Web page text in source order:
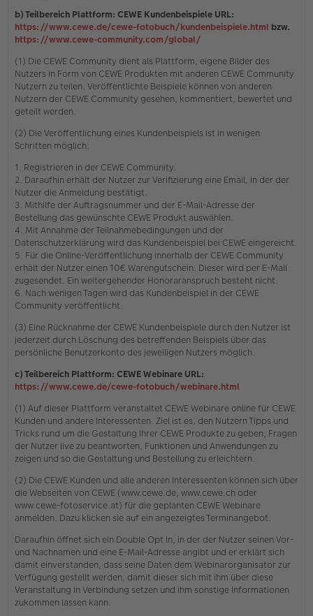
b) Teilbereich Plattform: CEWE Kundenbeispiele URL:
https://www.cewe.de/cewe-fotobuch/kundenbeispiele.html bzw.
https://www.cewe-community.com/global/
(1) Die CEWE Community dient als Plattform, eigene Bilder des
Nutzers in Form von CEWE Produkten mit anderen CEWE Community
Nutzern zu teilen. Veröffentlichte Beispiele können von anderen
Nutzern der CEWE Community gesehen, kommentiert, bewertet und
geteilt werden.
(2) Die Veröffentlichung eines Kundenbeispiels ist in wenigen
Schritten möglich:
1. Registrieren in der CEWE Community.
2. Daraufhin erhält der Nutzer zur Verifizierung eine Email, in der der
Nutzer die Anmeldung bestätigt.
3. Mithilfe der Auftragsnummer und der E-Mail-Adresse der
Bestellung das gewünschte CEWE Produkt auswählen.
4. Mit Annahme der Teilnahmebedingungen und der
Datenschutzerklärung wird das Kundenbeispiel bei CEWE eingereicht.
5. Für die Online-Veröffentlichung innerhalb der CEWE Community
erhält der Nutzer einen 10€ Warengutschein. Dieser wird per E-Mail
zugesendet. Ein weitergehender Honoraranspruch besteht nicht.
6. Nach wenigen Tagen wird das Kundenbeispiel in der CEWE
Community veröffentlicht.
(3) Eine Rücknahme der CEWE Kundenbeispiele durch den Nutzer ist
jederzeit durch Löschung des betreffenden Beispiels über das
persönliche Benutzerkonto des jeweiligen Nutzers möglich.
c) Teilbereich Plattform: CEWE Webinare URL:
https://www.cewe.de/cewe-fotobuch/webinare.html
(1) Auf dieser Plattform veranstaltet CEWE Webinare online für CEWE
Kunden und andere Interessenten. Ziel ist es, den Nutzern Tipps und
Tricks rund um die Gestaltung Ihrer CEWE Produkte zu geben, Fragen
der Nutzer live zu beantworten, Funktionen und Anwendungen zu
zeigen und so die Gestaltung und Bestellung zu erleichtern.
(2) Die CEWE Kunden und alle anderen Interessenten können sich über
die Webseiten von CEWE (www.cewe.de, www.cewe.ch oder
www.cewe-fotoservice.at) für die geplanten CEWE Webinare
anmelden. Dazu klicken sie auf ein angezeigtes Terminangebot.
Daraufhin öffnet sich ein Double Opt In, in der der Nutzer seinen Vor-
und Nachnamen und eine E-Mail-Adresse angibt und er erklärt sich
damit einverstanden, dass seine Daten dem Webinarorganisator zur
Verfügung gestellt werden, damit dieser sich mit ihm über diese
Veranstaltung in Verbindung setzen und ihm sonstige Informationen
zukommen lassen kann.